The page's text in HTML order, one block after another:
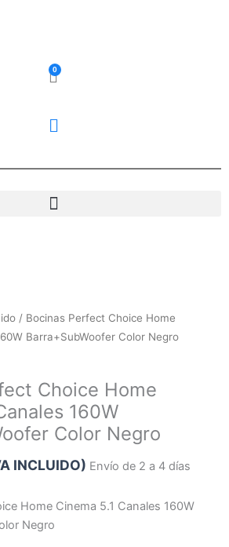
0
Carrito
/ Bocinas Perfect Choice Home
Barra+SubWoofer Color Negro
Choice Home
160W
Color Negro
INCLUIDO) Envío de 2 a 4 días
Home Cinema 5.1 Canales 160W
Negro